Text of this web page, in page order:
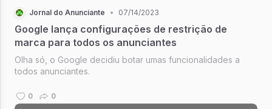
Jornal do Anunciante • 07/14/2023
Google lança configurações de restrição de
marca para todos os anunciantes
Olha só, o Google decidiu botar umas funcionalidades a
todos anunciantes.
0 0